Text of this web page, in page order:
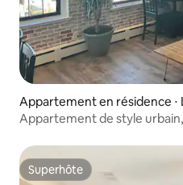
Appartement en résidence ⋅
Appartement de style
Superhôte
Superhôte